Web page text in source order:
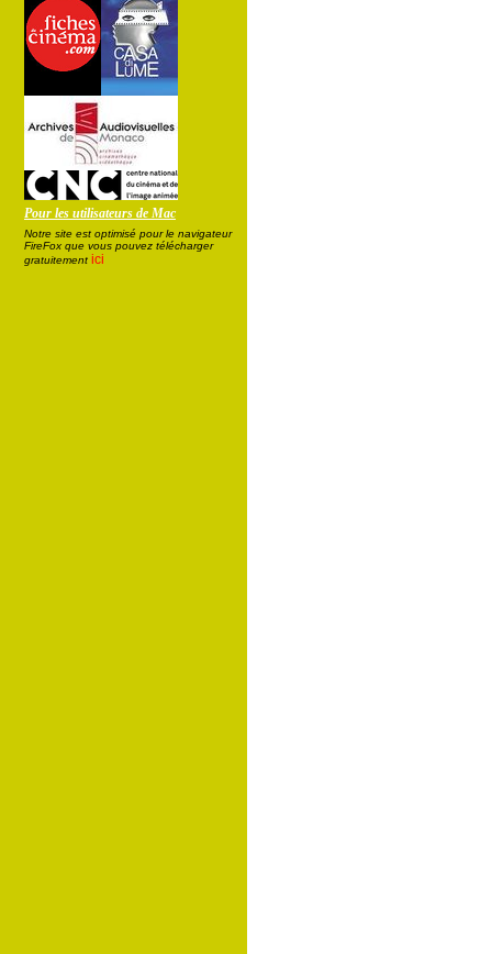
Pour les utilisateurs de Mac
Notre site est optimisé pour le navigateur
FireFox que vous pouvez télécharger
gratuitement ici